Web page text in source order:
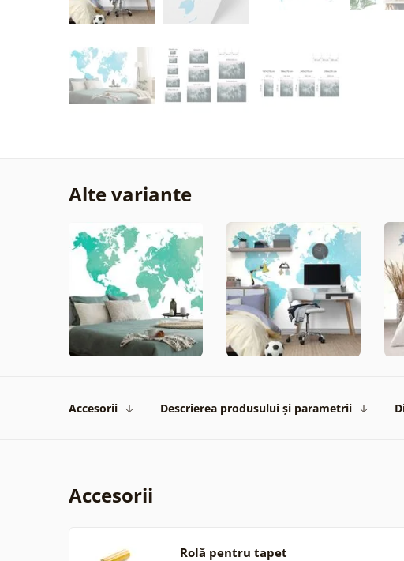
Alte variante
Accesorii Descrierea produsului și parametrii
Accesorii
Rolă pentru tapet